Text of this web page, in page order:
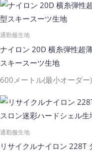
通勤服生地
ナイロン 20D 横糸弾性超
スキースーツ生地
600メートル(最小オーダー)
通勤服生地
リサイクルナイロン 228T